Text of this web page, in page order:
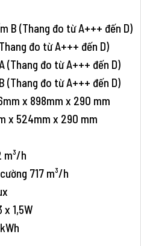
B (Thang đo từ A+++ đến D)
đo từ A+++ đến D)
(Thang đo từ A+++ đến D)
(Thang đo từ A+++ đến D)
x 898mm x 290 mm
x 524mm x 290 mm
m³/h
717 m³/h
1,5W